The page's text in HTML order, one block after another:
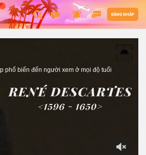
ĐĂNG NHẬP
phổ biến đến người xem ở mọi độ tuổi